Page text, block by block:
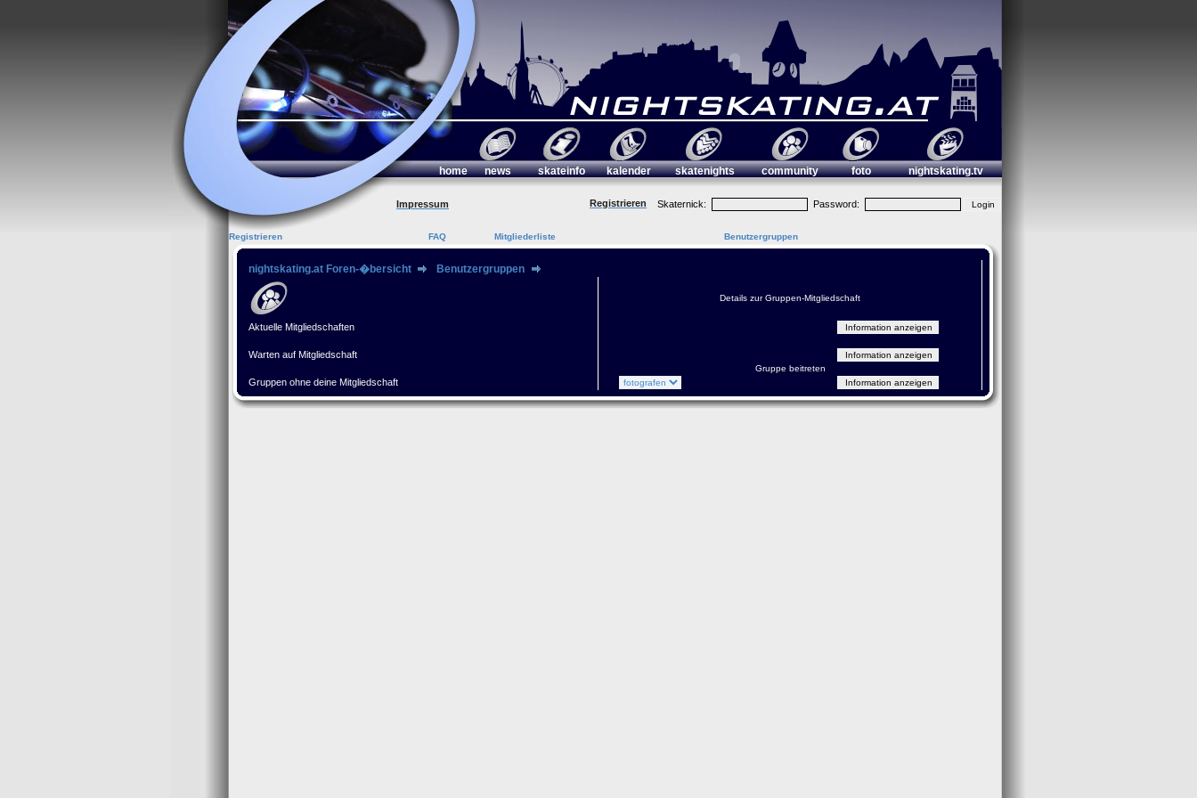
home news skateinfo kalender skatenights community foto nightskating.tv
Impressum Registrieren Skaternick: Password:
Registrieren FAQ Mitgliederliste Benutzergruppen
nightskating.at Foren-�bersicht Benutzergruppen
Details zur Gruppen-Mitgliedschaft
Aktuelle Mitgliedschaften
Warten auf Mitgliedschaft
Gruppe beitreten
Gruppen ohne deine Mitgliedschaft